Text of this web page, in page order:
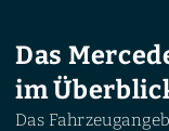
Das
im
Das